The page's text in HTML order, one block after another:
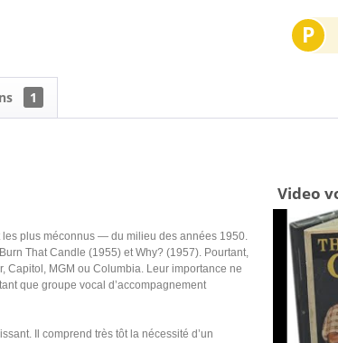
P
1
plus méconnus — du milieu des années 1950.
That Candle (1955) et Why? (1957). Pourtant,
Capitol, MGM ou Columbia. Leur importance ne
que groupe vocal d’accompagnement
Il comprend très tôt la nécessité d’un
Video